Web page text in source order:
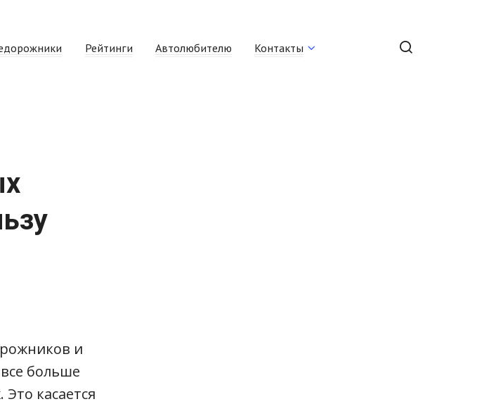
Рейтинги Автолюбителю Контакты
и
больше
касается